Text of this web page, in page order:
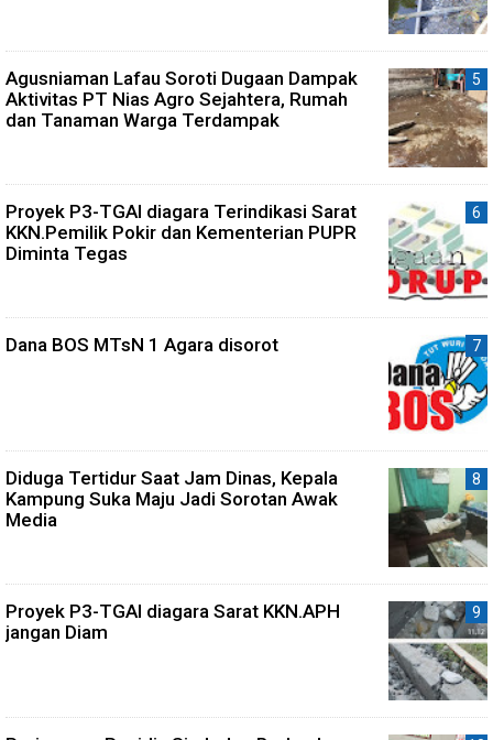
Agusniaman Lafau Soroti Dugaan Dampak
Aktivitas PT Nias Agro Sejahtera, Rumah
dan Tanaman Warga Terdampak
Proyek P3-TGAI diagara Terindikasi Sarat
KKN.Pemilik Pokir dan Kementerian PUPR
Diminta Tegas
Dana BOS MTsN 1 Agara disorot
Diduga Tertidur Saat Jam Dinas, Kepala
Kampung Suka Maju Jadi Sorotan Awak
Media
Proyek P3-TGAI diagara Sarat KKN.APH
jangan Diam